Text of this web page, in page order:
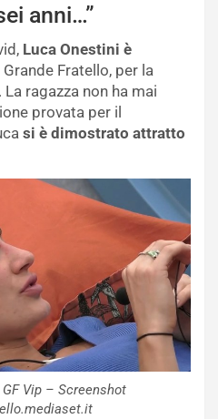
anni…”
Luca Onestini è
Fratello, per la
ragazza non ha mai
provata per il
si è dimostrato attratto
Vip – Screenshot